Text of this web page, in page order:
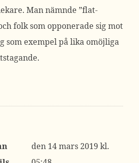
Man nämnde ”flat-
folk som opponerade sig mot
som exempel på lika omöjliga
14 mars 2019 kl.